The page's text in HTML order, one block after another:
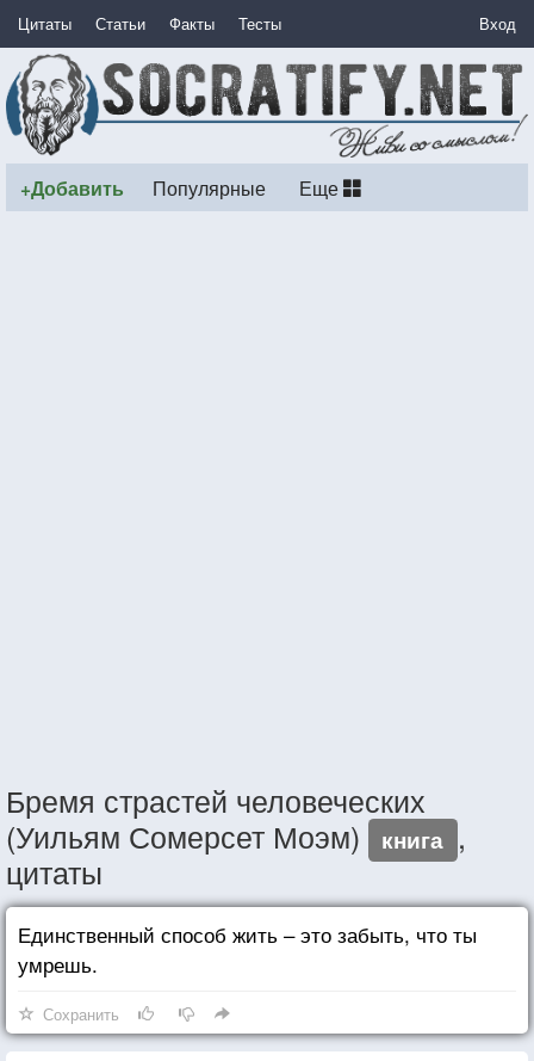
Цитаты Статьи Факты Тесты Вход
+Добавить Популярные Еще
Бремя страстей человеческих
(Уильям Сомерсет Моэм)
книга ,
цитаты
Единственный способ жить – это забыть, что ты
умрешь.
Сохранить